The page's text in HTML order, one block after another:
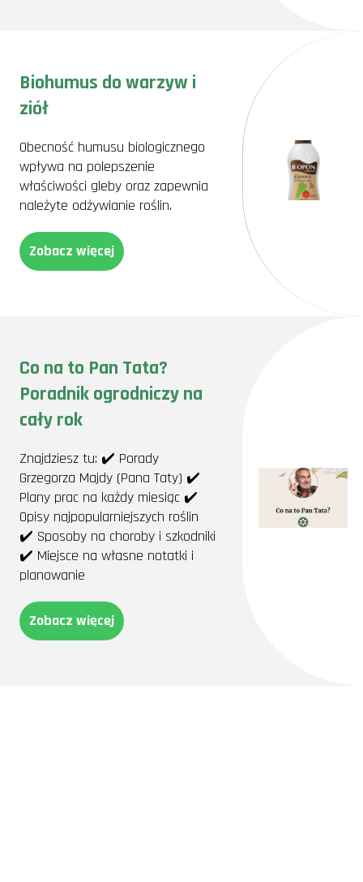
Biohumus do warzyw i
ziół
Obecność humusu biologicznego
wpływa na polepszenie
właściwości gleby oraz zapewnia
należyte odżywianie roślin.
Zobacz więcej
Co na to Pan Tata?
Poradnik ogrodniczy na
cały rok
Znajdziesz tu: ✔️ Porady
Grzegorza Majdy (Pana Taty) ✔️
Plany prac na każdy miesiąc ✔️
Opisy najpopularniejszych roślin
✔️ Sposoby na choroby i szkodniki
✔️ Miejsce na własne notatki i
planowanie
Zobacz więcej